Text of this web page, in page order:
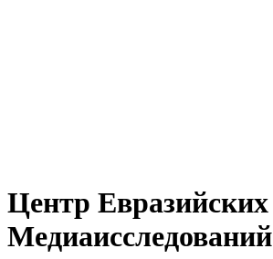
Центр Евразийских
Медиаисследований